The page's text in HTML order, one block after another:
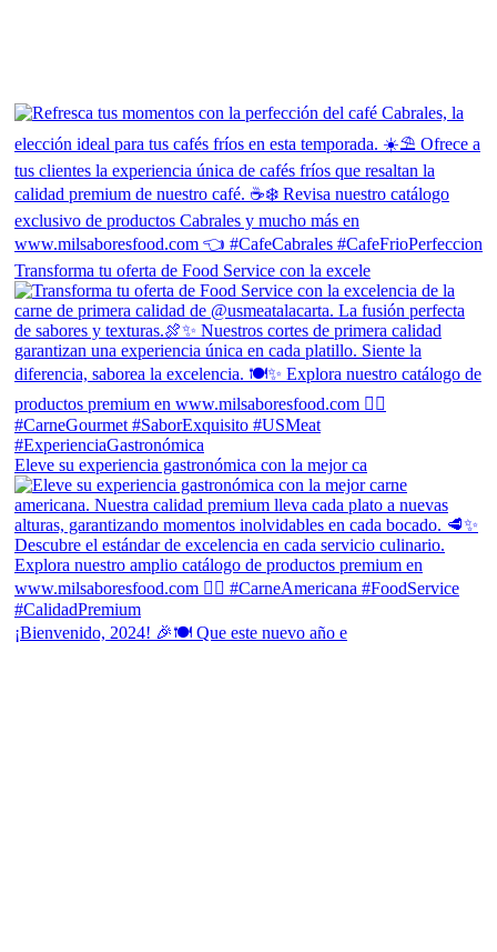
Transforma tu oferta de Food Service con la excele
Eleve su experiencia gastronómica con la mejor ca
¡Bienvenido, 2024! 🎉🍽 Que este nuevo año e